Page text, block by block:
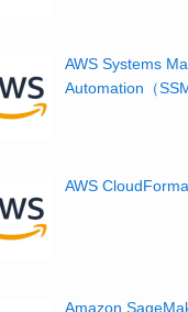
AWS Systems
Automation（
AWS
Amazon